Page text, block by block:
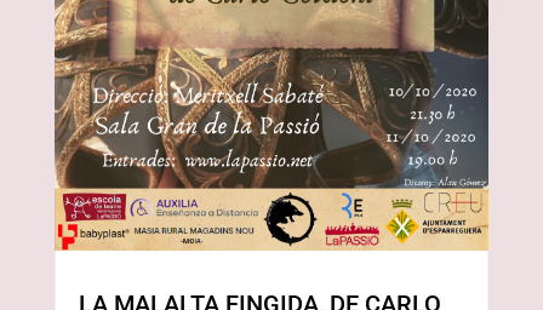
LA MALALTA FINGIDA, DE CARLO